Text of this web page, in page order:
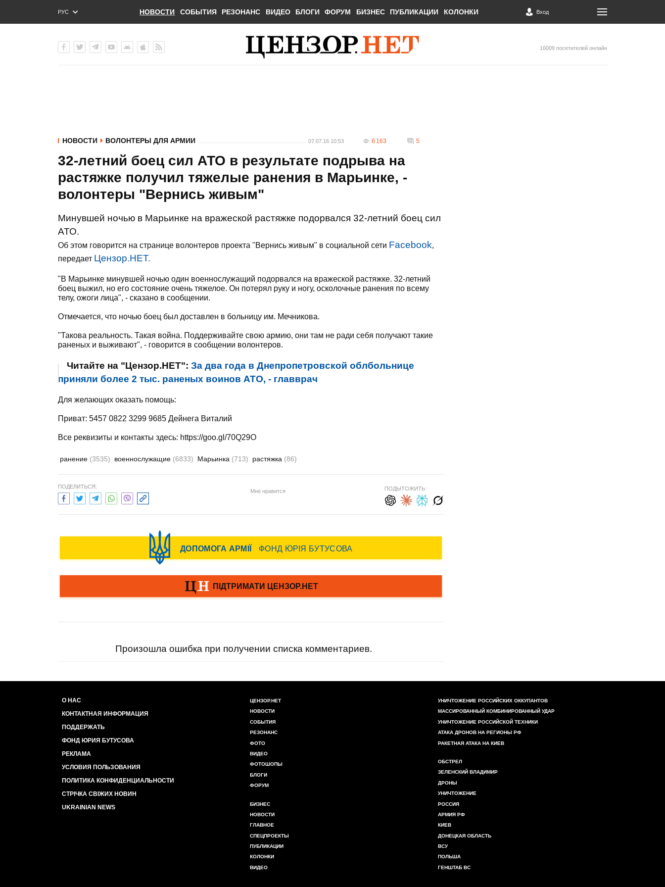
РУС
ENG
НОВОСТИ СОБЫТИЯ РЕЗОНАНС ВИДЕО БЛОГИ ФОРУМ БИЗНЕС ПУБЛИКАЦИИ КОЛОНКИ Вход
16009 посетителей онлайн
НОВОСТИ ВОЛОНТЕРЫ ДЛЯ АРМИИ 07.07.16 10:53 6 163 5
32-летний боец сил АТО в результате подрыва на
растяжке получил тяжелые ранения в Марьинке, -
волонтеры "Вернись живым"
Минувшей ночью в Марьинке на вражеской растяжке подорвался 32-летний боец сил
АТО.
Об этом говорится на странице волонтеров проекта "Вернись живым" в социальной сети Facebook,
передает Цензор.НЕТ.
"В Марьинке минувшей ночью один военнослужащий подорвался на вражеской растяжке. 32-летний
боец выжил, но его состояние очень тяжелое. Он потерял руку и ногу, осколочные ранения по всему
телу, ожоги лица", - сказано в сообщении.
Отмечается, что ночью боец был доставлен в больницу им. Мечникова.
"Такова реальность. Такая война. Поддерживайте свою армию, они там не ради себя получают такие
раненых и выживают", - говорится в сообщении волонтеров.
Читайте на "Цензор.НЕТ": За два года в Днепропетровской облбольнице
приняли более 2 тыс. раненых воинов АТО, - главврач
Для желающих оказать помощь:
Приват: 5457 0822 3299 9685 Дейнега Виталий
Все реквизиты и контакты здесь: https://goo.gl/70Q29O
ранение (3535) военнослужащие (6833) Марьинка (713) растяжка (86)
ПОДЕЛИТЬСЯ:
Мне нравится ПОДЫТОЖИТЬ:
Произошла ошибка при получении списка комментариев.
О НАС
КОНТАКТНАЯ ИНФОРМАЦИЯ
ПОДДЕРЖАТЬ
ФОНД ЮРИЯ БУТУСОВА
РЕКЛАМА
УСЛОВИЯ ПОЛЬЗОВАНИЯ
ПОЛИТИКА КОНФИДЕНЦИАЛЬНОСТИ
СТРІЧКА СВІЖИХ НОВИН
UKRAINIAN NEWS
ЦЕНЗОР.НЕТ
НОВОСТИ
СОБЫТИЯ
РЕЗОНАНС
ФОТО
ВИДЕО
ФОТОШОПЫ
БЛОГИ
ФОРУМ
БИЗНЕС
НОВОСТИ
ГЛАВНОЕ
СПЕЦПРОЕКТЫ
ПУБЛИКАЦИИ
КОЛОНКИ
ВИДЕО
УНИЧТОЖЕНИЕ РОССИЙСКИХ ОККУПАНТОВ
МАССИРОВАННЫЙ КОМБИНИРОВАННЫЙ УДАР
УНИЧТОЖЕНИЕ РОССИЙСКОЙ ТЕХНИКИ
АТАКА ДРОНОВ НА РЕГИОНЫ РФ
РАКЕТНАЯ АТАКА НА КИЕВ
ОБСТРЕЛ
ЗЕЛЕНСКИЙ ВЛАДИМИР
ДРОНЫ
УНИЧТОЖЕНИЕ
РОССИЯ
АРМИЯ РФ
КИЕВ
ДОНЕЦКАЯ ОБЛАСТЬ
ВСУ
ПОЛЬША
ГЕНШТАБ ВС